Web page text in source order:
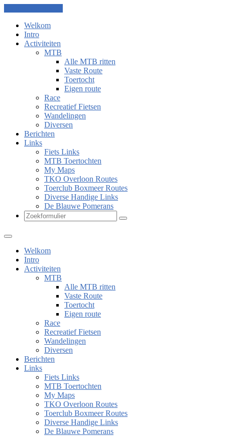
Welkom
Intro
Activiteiten
MTB
Alle MTB ritten
Vaste Route
Toertocht
Eigen route
Race
Recreatief Fietsen
Wandelingen
Diversen
Berichten
Links
Fiets Links
MTB Toertochten
My Maps
TKO Overloon Routes
Toerclub Boxmeer Routes
Diverse Handige Links
De Blauwe Pomerans
Zoeken
Welkom
Intro
Activiteiten
MTB
Alle MTB ritten
Vaste Route
Toertocht
Eigen route
Race
Recreatief Fietsen
Wandelingen
Diversen
Berichten
Links
Fiets Links
MTB Toertochten
My Maps
TKO Overloon Routes
Toerclub Boxmeer Routes
Diverse Handige Links
De Blauwe Pomerans